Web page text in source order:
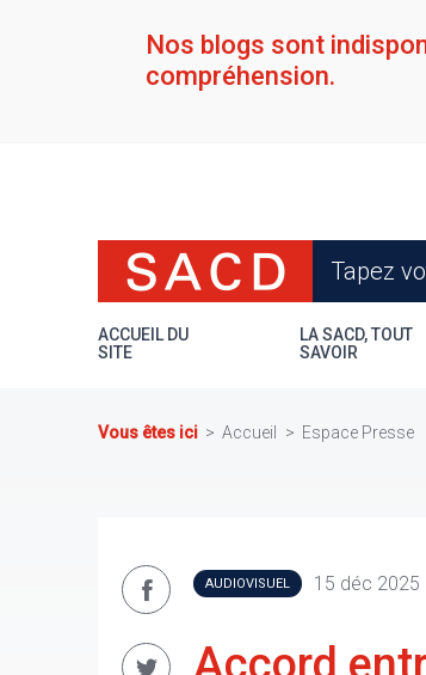
Nos blogs sont
compréhension.
ACCUEIL DU
SITE
LA SACD, TOUT
SAVOIR
Vous êtes ici Accueil Espace Presse
AUDIOVISUEL 15 déc 2025
Accord